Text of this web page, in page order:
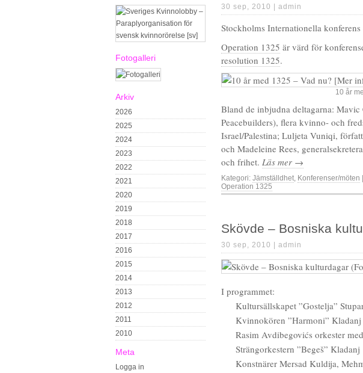
Fotogalleri
Arkiv
2026
2025
2024
2023
2022
2021
2020
2019
2018
2017
2016
2015
2014
2013
2012
2011
2010
Meta
Logga in
30 sep, 2010 | admin
Stockholms Internationella
Operation 1325 är värd för
resolution 1325.
10 år
Bland de inbjudna deltagarna:
Peacebuilders), flera kvinno- och
Israel/Palestina; Luljeta Vuniqi,
och Madeleine Rees,
och frihet. Läs mer →
Kategori: Jämställdhet, Konferenser/möten
Operation 1325
Skövde – Bosniska
30 sep, 2010 | admin
I programmet:
Kultursällskapet ”Gostelja”
Kvinnokören ”Harmoni” Kladanj
Rasim Avdibegovićs orkester
Strängorkestern ”Begeš” Kladanj
Konstnärer Mersad Kuldija,